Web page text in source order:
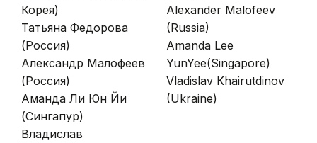
Корея)
Татьяна Федорова
(Россия)
Александр Малофеев
(Россия)
Аманда Ли Юн Йи
(Сингапур)
Владислав
Alexander Malofeev
(Russia)
Amanda Lee
YunYee(Singapore)
Vladislav Khairutdinov
(Ukraine)